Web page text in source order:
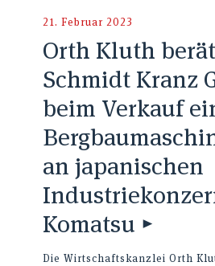
21. Februar 2023
Orth Kluth
Schmidt Kranz
beim Verkauf
an japanischen
Komatsu ▸
Die Wirtschaftskanzlei Orth